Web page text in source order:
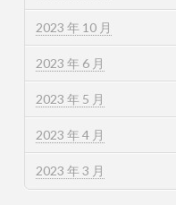
2023 年 10 月
2023 年 6 月
2023 年 5 月
2023 年 4 月
2023 年 3 月